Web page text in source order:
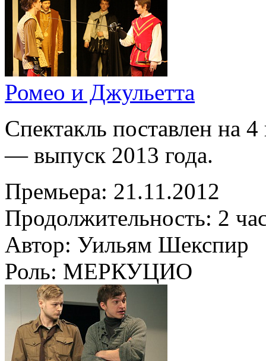
Ромео и Джульетта
Спектакль поставлен на
— выпуск 2013 года.
Премьера: 21.11.2012
Продолжительность: 2
Автор: Уильям Шекспир
Роль: МЕРКУЦИО